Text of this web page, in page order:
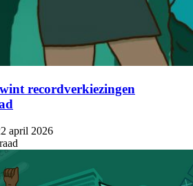
recordverkiezingen
april 2026